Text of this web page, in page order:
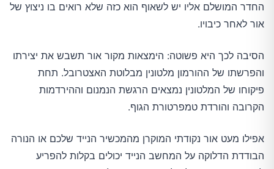
החדר המושלם אליו יש לשאוף הוא כזה שלא רואים בו ניצוץ של
אור לאחר כיבויו.
הסיבה לכך היא פשוטה: הימצאות מקור אור תשבש את יצירתו
והפרשתו של ההורמון מלטונין מבלוטת האצטרובל. תחת
פיקוחו של המלטונין נמצאים הרגשת הנמנום וההירדמות
הקרובה והורדת טמפרטורת הגוף.
אפילו מעט אור נקודתי המוקרן מהמכשיר הנייד שלכם או הנורה
הבודדת הדלוקה על המחשב הנייד יכולים בקלות להפריע